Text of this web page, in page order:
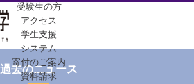
受験生の方
アクセス
学生支援
システム
寄付のご案内
資料請求
過去のニュース